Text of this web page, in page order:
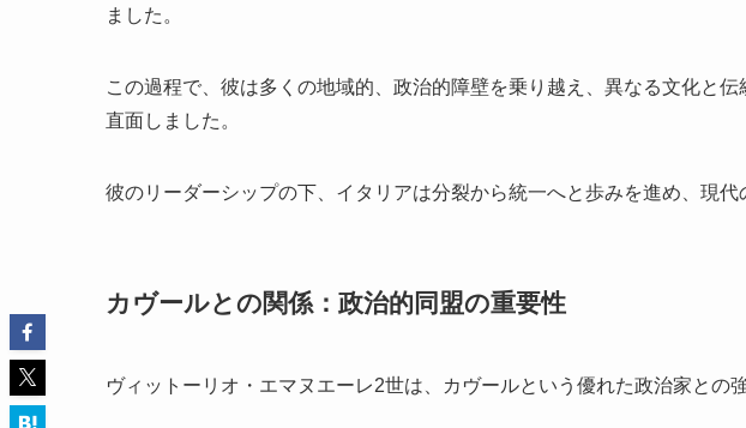
ました。
この過程で、彼は多くの地域的、政治的障壁を乗り越え、異なる文化と
直面しました。
彼のリーダーシップの下、イタリアは分裂から統一へと歩みを進め、現代
カヴールとの関係：政治的同盟の重要性
ヴィットーリオ・エマヌエーレ2世は、カヴールという優れた政治家との